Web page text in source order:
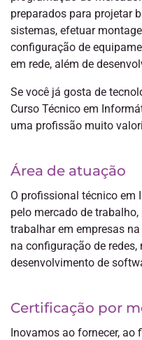
preparados para projetar
sistemas, efetuar
configuração de
em rede, além de
Se você já gosta de
Curso Técnico em
uma profissão muito
Área de atuação
O profissional técnico
pelo mercado de
trabalhar em empresas
na configuração de
desenvolvimento de
Certificação por
Inovamos ao fornecer,